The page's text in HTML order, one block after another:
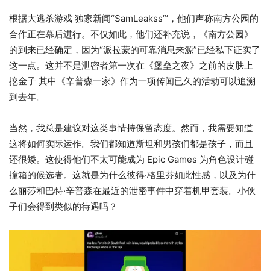
根据大逃杀游戏 独家新闻“SamLeakss”’，他们声称南方公园的
合作正在幕后进行。不仅如此，他们还补充说，《南方公园》
的到来已​​经确定，因为“派拉蒙的可靠消息来源”已经私下证实了
这一点。这并不是泄密者第一次在《堡垒之夜》之前的皮肤上
挖金子 其中《辛普森一家》作​​为一项传闻已久的活动可以追溯
到去年。
当然，我总是建议对这类事情持保留态度。然而，我需要知道
这将如何实际运作。我们都知道斯坦和男孩们都是孩子，而且
还很矮。这使得他们不太可能成为 Epic Games 为角色设计碰
撞箱的候选者。这就是为什么彼得·格里芬如此性感，以及为什
么丽莎和巴特·辛普森在最近的泄密事件中穿着机甲套装。小伙
子们会得到类似的待遇吗？